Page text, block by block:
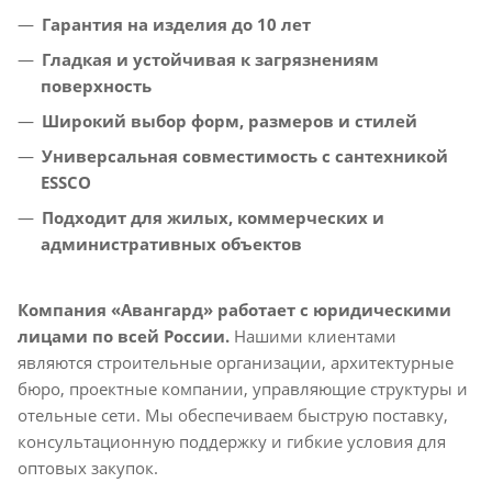
Гарантия на изделия до 10 лет
Гладкая и устойчивая к загрязнениям
поверхность
Широкий выбор форм, размеров и стилей
Универсальная совместимость с сантехникой
ESSCO
Подходит для жилых, коммерческих и
административных объектов
Компания «Авангард» работает с юридическими
лицами по всей России. Нашими клиентами
являются строительные организации, архитектурные
бюро, проектные компании, управляющие структуры и
отельные сети. Мы обеспечиваем быструю поставку,
консультационную поддержку и гибкие условия для
оптовых закупок.